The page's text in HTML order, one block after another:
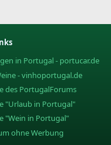
in Portugal - portucar.de
- vinhoportugal.de
des PortugalForums
"Urlaub in Portugal"
"Wein in Portugal"
ohne Werbung